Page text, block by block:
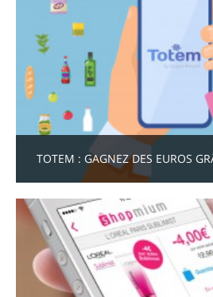
TOTEM : GAGNEZ DES EUROS